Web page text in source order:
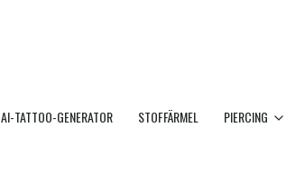
AI-TATTOO-GENERATOR STOFFÄRMEL PIERCING